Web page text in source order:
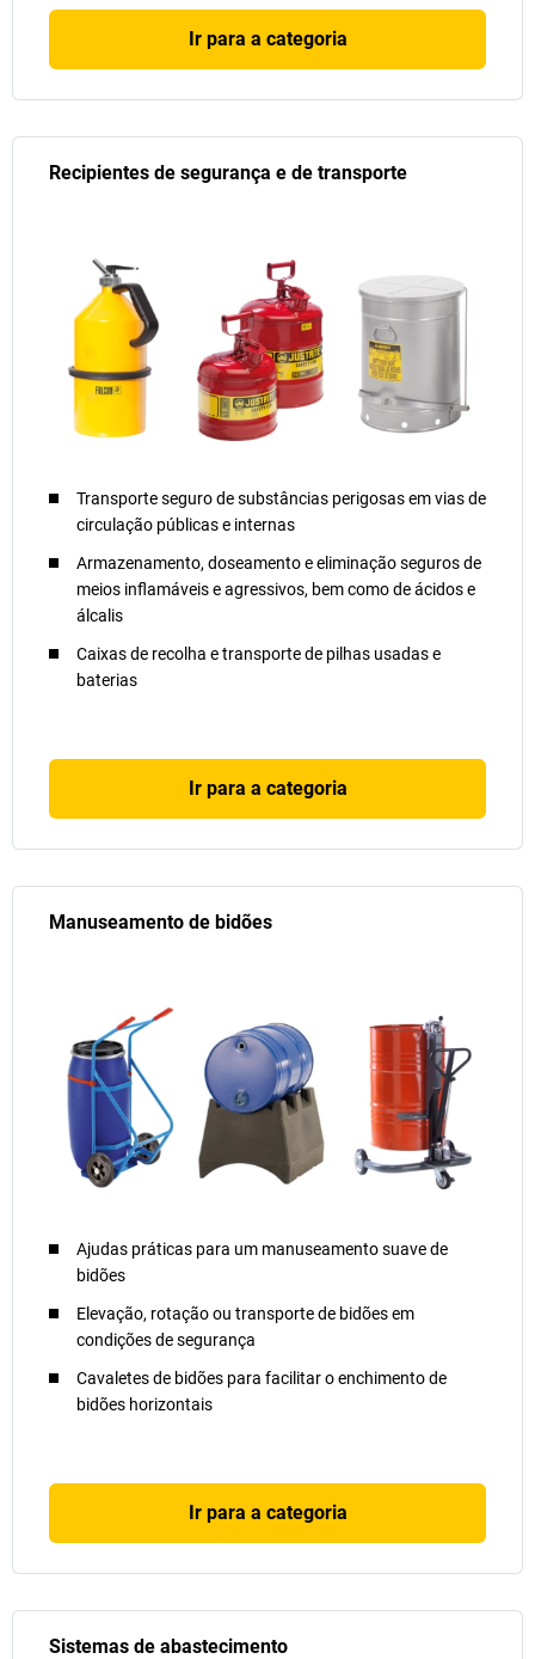
Ir para a categoria
Recipientes de segurança e de transporte
Transporte seguro de substâncias perigosas em vias de
circulação públicas e internas
Armazenamento, doseamento e eliminação seguros de
meios inflamáveis e agressivos, bem como de ácidos e
álcalis
Caixas de recolha e transporte de pilhas usadas e
baterias
Ir para a categoria
Manuseamento de bidões
Ajudas práticas para um manuseamento suave de
bidões
Elevação, rotação ou transporte de bidões em
condições de segurança
Cavaletes de bidões para facilitar o enchimento de
bidões horizontais
Ir para a categoria
Sistemas de abastecimento